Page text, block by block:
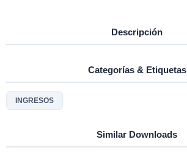
Descripción
Categorías & Etiquetas
INGRESOS
Similar Downloads